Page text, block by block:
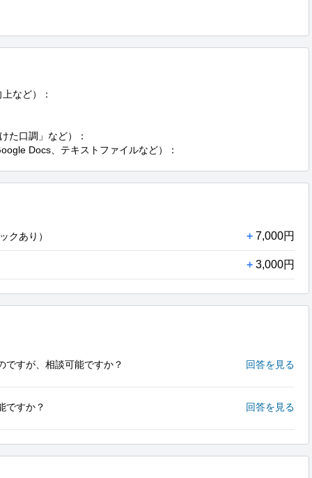
など）：
た口調」など）：
Docs、テキストファイルなど）：
クあり） + 7,000円
+ 3,000円
ですが、相談可能ですか？ 回答を見る
ですか？ 回答を見る